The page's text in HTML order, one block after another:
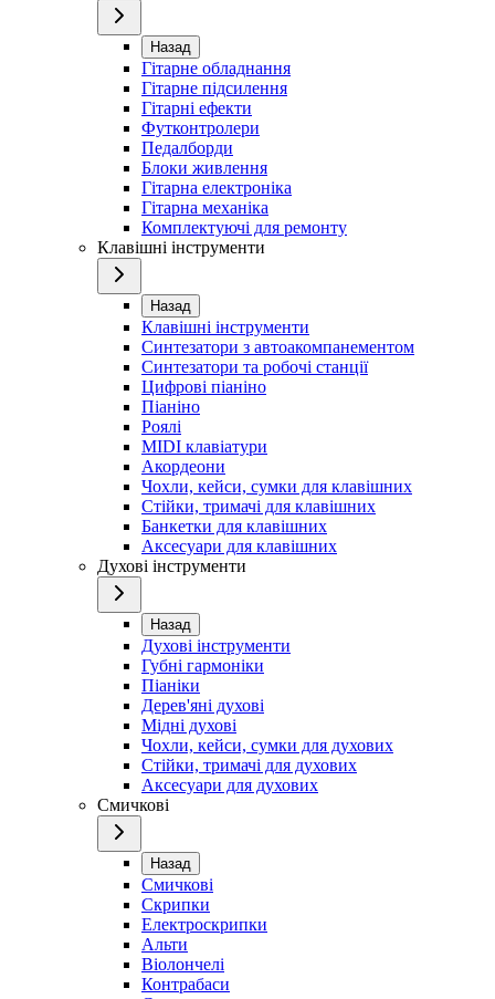
Назад
Гітарне обладнання
Гітарне підсилення
Гітарні ефекти
Футконтролери
Педалборди
Блоки живлення
Гітарна електроніка
Гітарна механіка
Комплектуючі для ремонту
Клавішні інструменти
Назад
Клавішні інструменти
Синтезатори з автоакомпанементом
Синтезатори та робочі станції
Цифрові піаніно
Піаніно
Роялі
MIDI клавіатури
Акордеони
Чохли, кейси, сумки для клавішних
Стійки, тримачі для клавішних
Банкетки для клавішних
Аксесуари для клавішних
Духові інструменти
Назад
Духові інструменти
Губні гармоніки
Піаніки
Дерев'яні духові
Мідні духові
Чохли, кейси, сумки для духових
Стійки, тримачі для духових
Аксесуари для духових
Смичкові
Назад
Смичкові
Скрипки
Електроскрипки
Альти
Віолончелі
Контрабаси